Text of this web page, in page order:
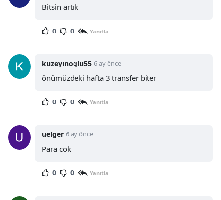
Bitsin artık
0 0 Yanıtla
kuzeyınoglu55 6 ay önce
önümüzdeki hafta 3 transfer biter
0 0 Yanıtla
uelger 6 ay önce
Para cok
0 0 Yanıtla